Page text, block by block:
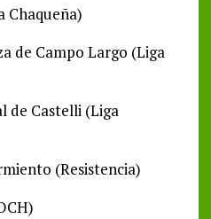
Chaqueña)
de Campo Largo (Liga
de Castelli (Liga
(Resistencia)